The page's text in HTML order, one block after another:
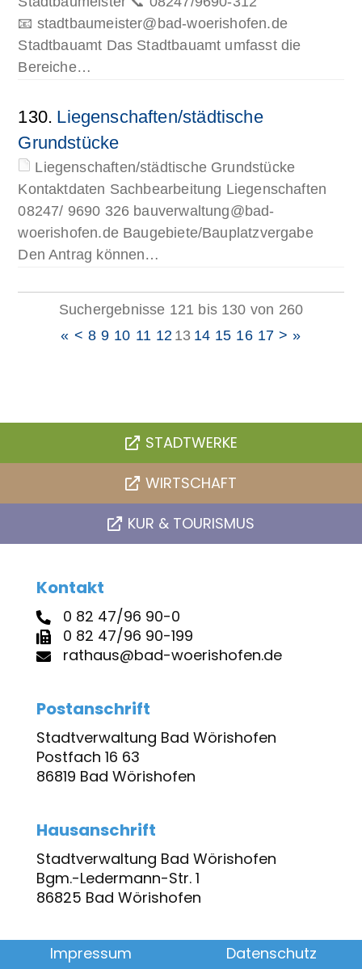
📧 stadtbaumeister@bad-woerishofen.de
Stadtbauamt Das Stadtbauamt umfasst die
Bereiche…
130. Liegenschaften/städtische
Grundstücke
Liegenschaften/städtische Grundstücke
Kontaktdaten Sachbearbeitung Liegenschaften
08247/ 9690 326 bauverwaltung@bad-
woerishofen.de Baugebiete/Bauplatzvergabe
Den Antrag können…
Suchergebnisse 121 bis 130 von 260
« < 8 9 10 11 12 13 14 15 16 17 > »
STADTWERKE
WIRTSCHAFT
KUR & TOURISMUS
Kontakt
0 82 47/96 90-0
0 82 47/96 90-199
rathaus@bad-woerishofen.de
Postanschrift
Stadtverwaltung Bad Wörishofen
Postfach 16 63
86819 Bad Wörishofen
Hausanschrift
Stadtverwaltung Bad Wörishofen
Bgm.-Ledermann-Str. 1
86825 Bad Wörishofen
Impressum Datenschutz